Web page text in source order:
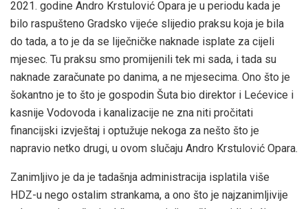
2021. godine Andro Krstulović Opara je u periodu kada je
bilo raspušteno Gradsko vijeće slijedio praksu koja je bila
do tada, a to je da se liječničke naknade isplate za cijeli
mjesec. Tu praksu smo promijenili tek mi sada, i tada su
naknade zaračunate po danima, a ne mjesecima. Ono što je
šokantno je to što je gospodin Šuta bio direktor i Lećevice i
kasnije Vodovoda i kanalizacije ne zna niti pročitati
financijski izvještaj i optužuje nekoga za nešto što je
napravio netko drugi, u ovom slučaju Andro Krstulović Opara.
Zanimljivo je da je tadašnja administracija isplatila više
HDZ-u nego ostalim strankama, a ono što je najzanimljivije